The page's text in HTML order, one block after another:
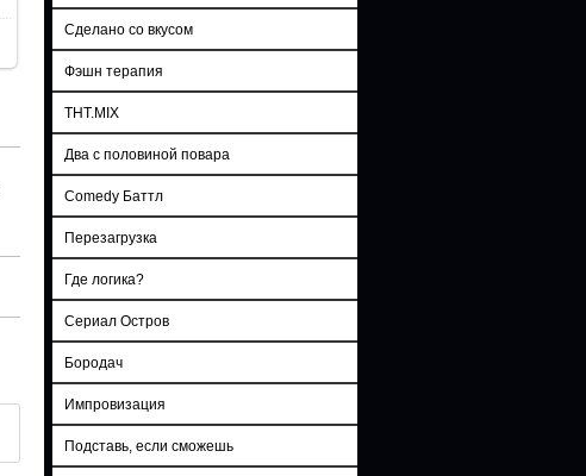
Сделано со вкусом
Фэшн терапия
ТНТ.MIX
Два с половиной повара
Comedy Баттл
Перезагрузка
Где логика?
Сериал Остров
Бородач
Импровизация
Подставь, если сможешь